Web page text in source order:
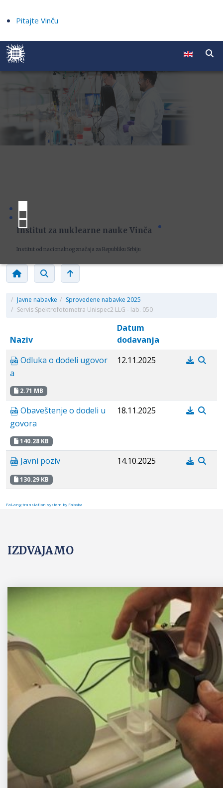
Pitajte Vinču
Institut za nuklearne nauke Vinča
Institut od nacionalnog značaja za Republiku Srbiju
/ Javne nabavke / Sprovedene nabavke 2025
/ Servis Spektrofotometra Unispec2 LLG - lab. 050
Naziv
Datum
dodavanja
Odluka o dodeli ugovor
a
2.71 MB
12.11.2025
Obaveštenje o dodeli u
govora
140.28 KB
18.11.2025
Javni poziv
130.29 KB
14.10.2025
FaLang translation system by Faboba
IZDVAJAMO